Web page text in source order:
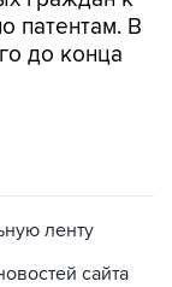
патентам. В
до конца
ленту
сайта